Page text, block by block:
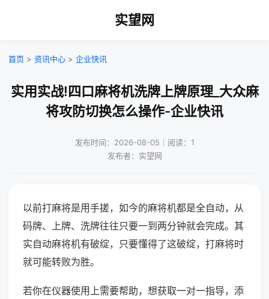
实望网
首页 > 资讯中心 > 企业快讯
实用实战!四口麻将机洗牌上牌原理_大众麻
将攻防切换怎么操作-企业快讯
发布时间：2026-08-05｜阅读：1
发布者：实望网
以前打麻将是用手搓，如今的麻将机都是全自动，从
码牌、上牌、洗牌往往只要一到两分钟就会完成。其
实自动麻将机有破绽，只要懂得了这破绽，打麻将时
就可能转败为胜。
若你在仪器使用上需要帮助，想获取一对一指导，添